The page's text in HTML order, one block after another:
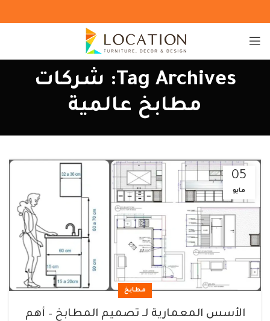
Tag Archives: شركات
مطابخ عالمية
05
مايو
مطابخ
الأسس المعمارية لـ تصميم المطابخ – أهم